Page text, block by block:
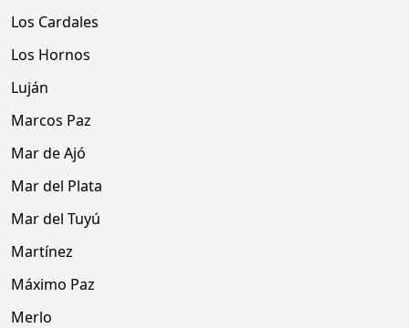
Los Cardales
Los Hornos
Luján
Marcos Paz
Mar de Ajó
Mar del Plata
Mar del Tuyú
Martínez
Máximo Paz
Merlo